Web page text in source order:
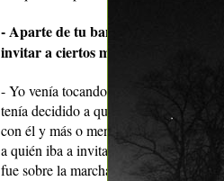
- Aparte de tu banda fija, hay
invitar a ciertos músicos para
- Yo venía tocando con los músicos
tenía decidido a quién iba a invitar.
con él y más o menos veníamos
a quién iba a invitar. Solo el caso de
fue sobre la marcha, pero en general